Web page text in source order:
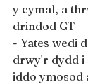
y cymal, a
drindod GT
- Yates wedi
drwy'r dydd
iddo ymosod